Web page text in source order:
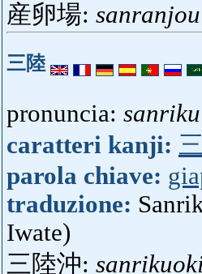
産卵場: sanranjou
三陸
pronuncia: sanriku
caratteri kanji:
parola chiave:
traduzione:
Iwate)
三陸沖: